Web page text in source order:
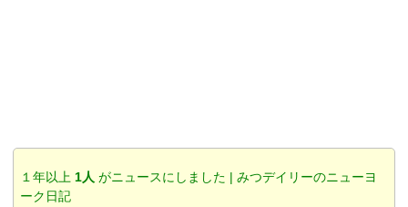
１年以上 1人 がニュースにしました | みつデイリーのニューヨ
ーク日記